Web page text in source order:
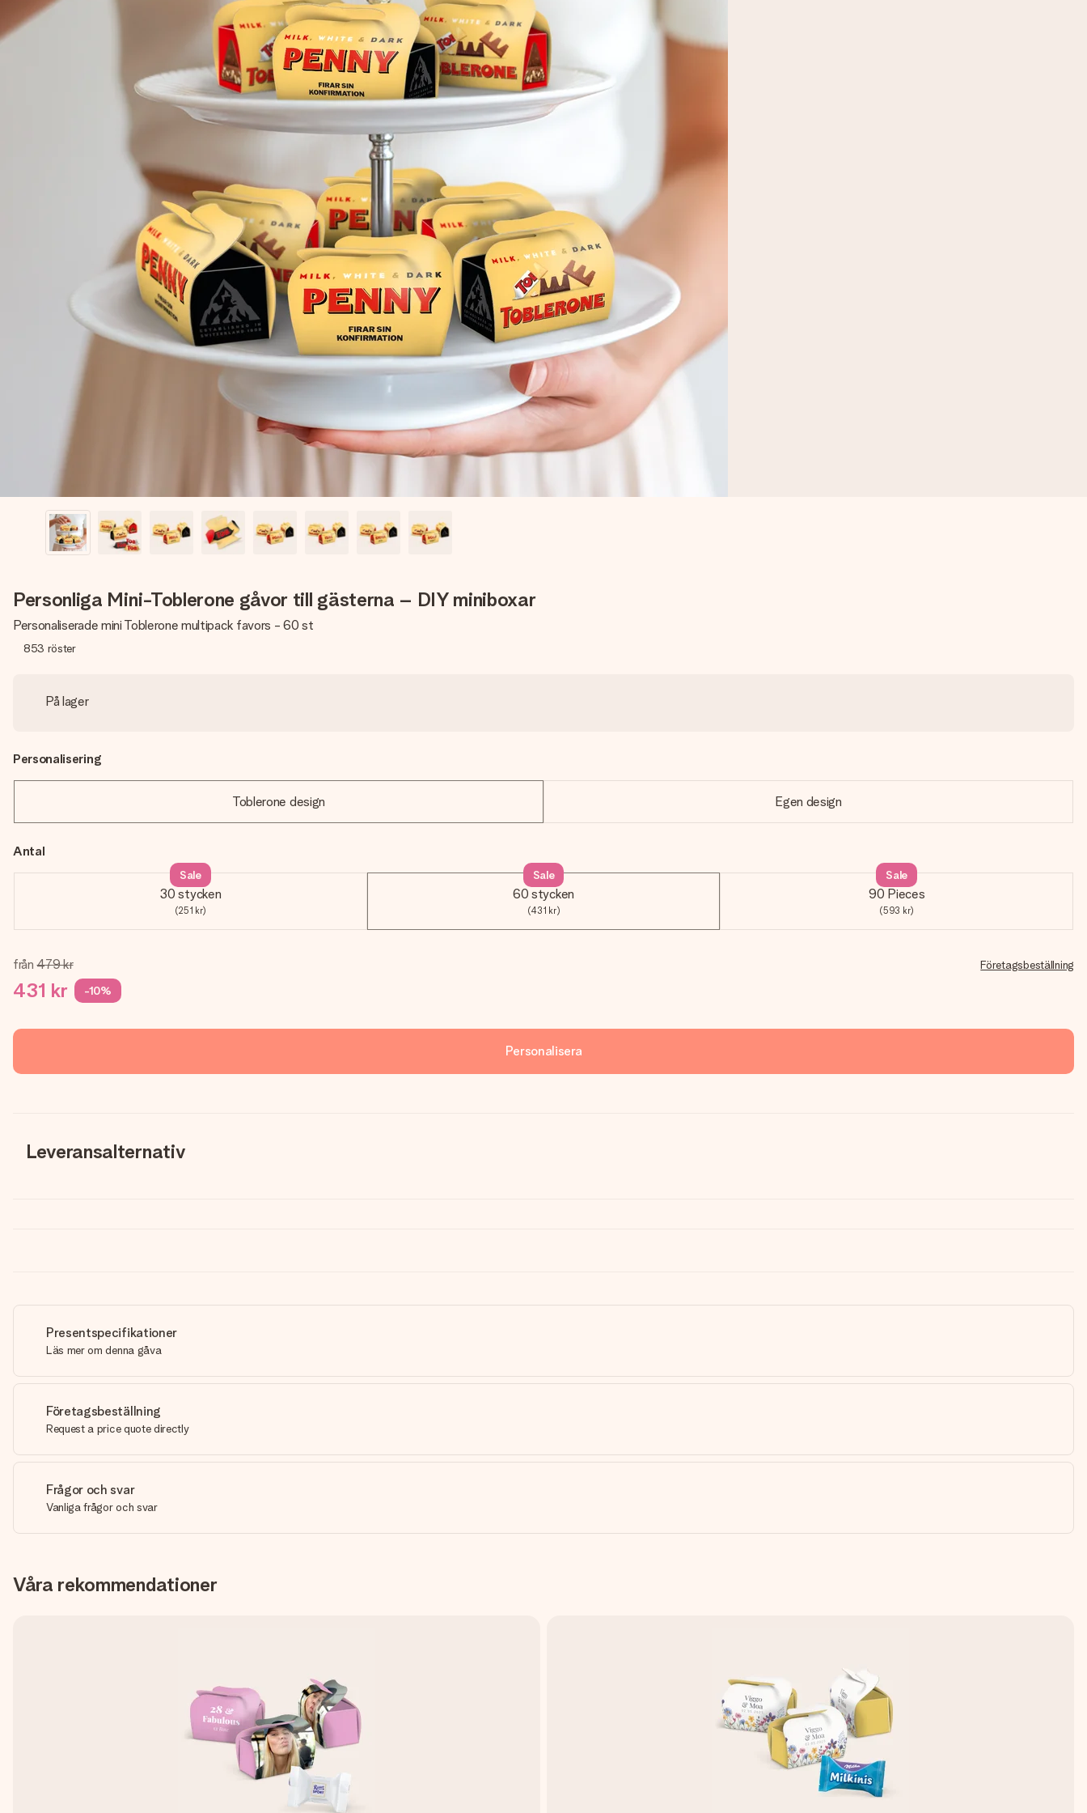
Personliga Mini-Toblerone gåvor till gästerna – DIY miniboxar
Personaliserade mini Toblerone multipack favors - 60 st
853 röster
På lager
Personalisering
Toblerone design Egen design
Antal
30 stycken
(251 kr)
Sale
60 stycken
(431 kr)
Sale
90 Pieces
(593 kr)
Sale
från 479 kr
431 kr -10%
Företagsbeställning
Personalisera
Leveransalternativ
Presentspecifikationer
Läs mer om denna gåva
Företagsbeställning
Request a price quote directly
Frågor och svar
Vanliga frågor och svar
Våra rekommendationer